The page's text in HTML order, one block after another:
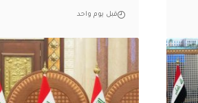
قبل يوم واحد